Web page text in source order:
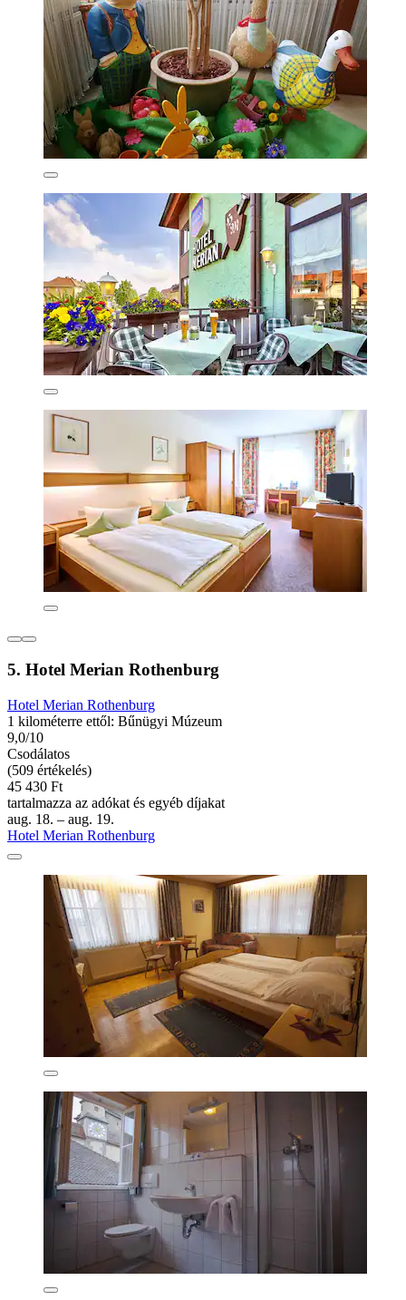
5. Hotel Merian Rothenburg
Hotel Merian Rothenburg
1 kilométerre ettől: Bűnügyi Múzeum
9,0/10
Csodálatos
(509 értékelés)
45 430 Ft
tartalmazza az adókat és egyéb díjakat
aug. 18. – aug. 19.
Hotel Merian Rothenburg